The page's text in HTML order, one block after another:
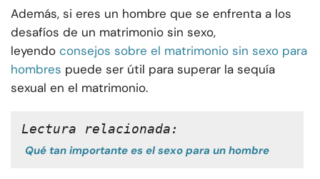
Además, si eres un hombre que se enfrenta a los
desafíos de un matrimonio sin sexo,
leyendo consejos sobre el matrimonio sin sexo para
hombres puede ser útil para superar la sequía
sexual en el matrimonio.
Lectura relacionada:
Qué tan importante es el sexo para un hombre